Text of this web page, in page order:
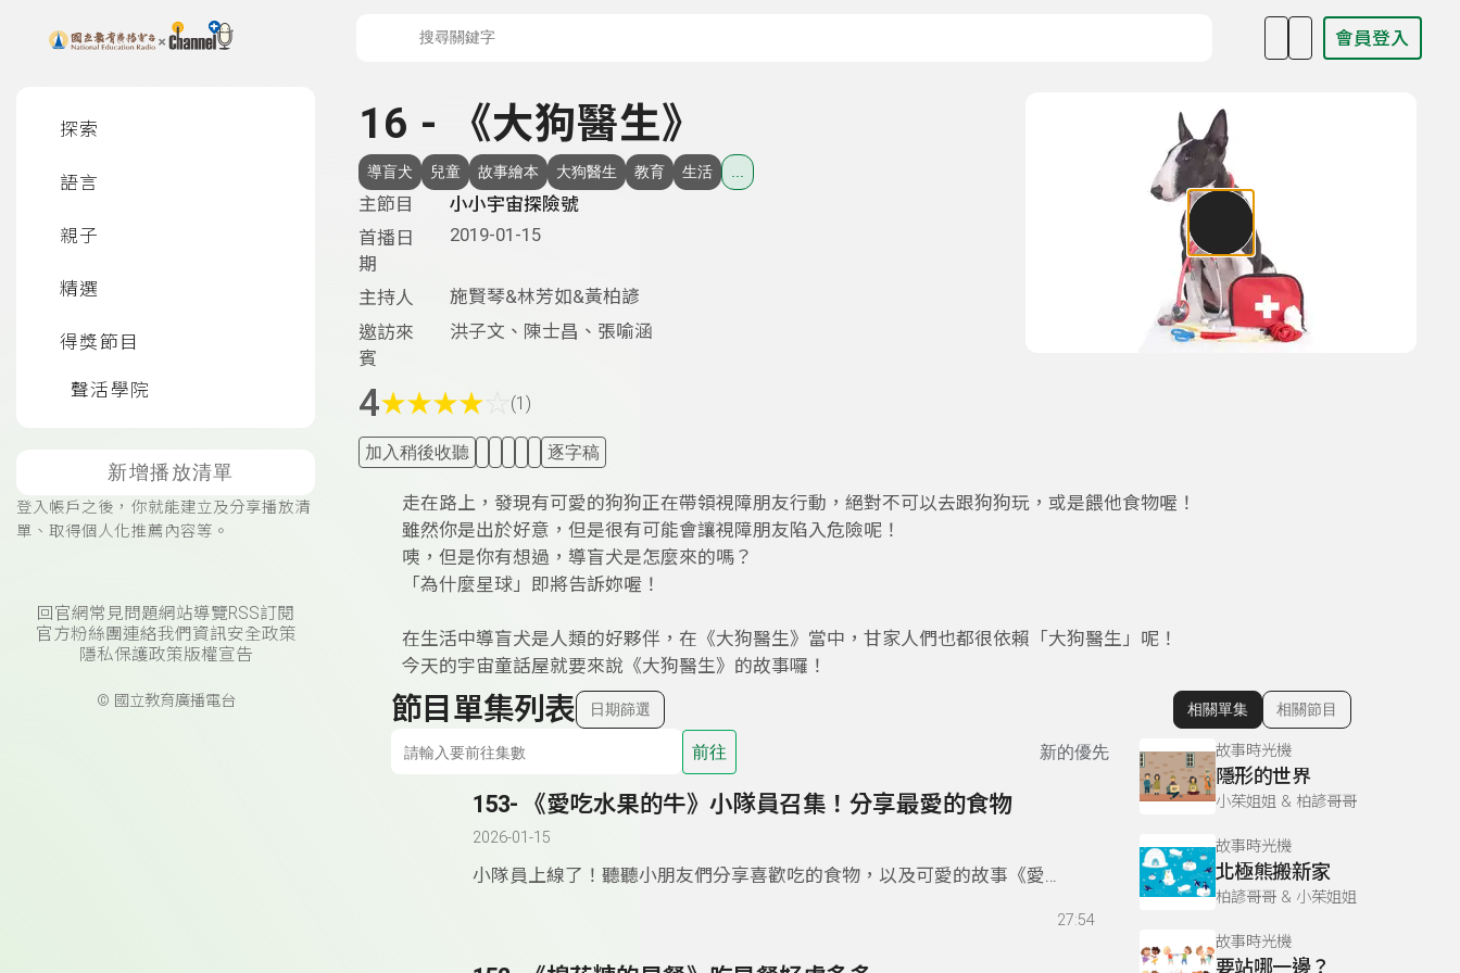
上方功能區塊 會員登入
探索
語言
親子
精選
得獎節目
聲活學院
新增播放清單
登入帳戶之後，你就能建立及分享播放清
單、取得個人化推薦內容等。
回官網常見問題網站導覽RSS訂閱
官方粉絲團連絡我們 資訊安全政策
隱私保護政策版權宣告
© 國立教育廣播電台
16 - 《大狗醫生》
導盲犬 兒童 故事繪本 大狗醫生 教育 生活
主節目
小小宇宙探險號
首播日
期
2019-01-15
主持人
施賢琴&林芳如&黃柏諺
邀訪來
賓
洪子文、陳士昌、張喻涵
4★★★★ (1)
加入稍後收聽 逐字稿
走在路上，發現有可愛的狗狗正在帶領視障朋友行動，絕對不可以去跟狗狗玩，或是餵他食物喔！
雖然你是出於好意，但是很有可能會讓視障朋友陷入危險呢！
咦，但是你有想過，導盲犬是怎麼來的嗎？
「為什麼星球」即將告訴妳喔！
在生活中導盲犬是人類的好夥伴，在《大狗醫生》當中，甘家人們也都很依賴「大狗醫生」呢！
今天的宇宙童話屋就要來說《大狗醫生》的故事囉！
節目單集列表 日期篩選
前往 新的優先
153- 《愛吃水果的牛》小隊員召集！分享最愛的食物
2026-01-15
小隊員上線了！聽聽小朋友們分享喜歡吃的食物，以及可愛的故事《愛吃
27:54
顯示相關單集
相關單集 相關節目
故事時光機
隱形的世界
小茱姐姐 & 柏諺哥哥
故事時光機
北極熊搬新家
柏諺哥哥 & 小茱姐姐
故事時光機
要站哪一邊？